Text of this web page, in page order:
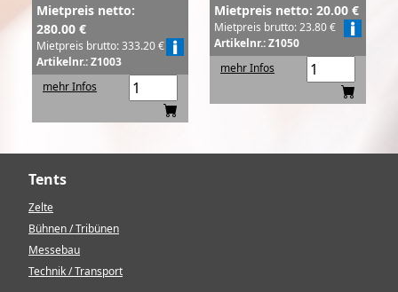
Mietpreis netto:
280.00 €
Mietpreis brutto: 333.20 €
Artikelnr.: Z1003
mehr Infos
Mietpreis netto: 20.00 €
Mietpreis brutto: 23.80 €
Artikelnr.: Z1050
mehr Infos
Tents
Zelte
Bühnen / Tribünen
Messebau
Technik / Transport